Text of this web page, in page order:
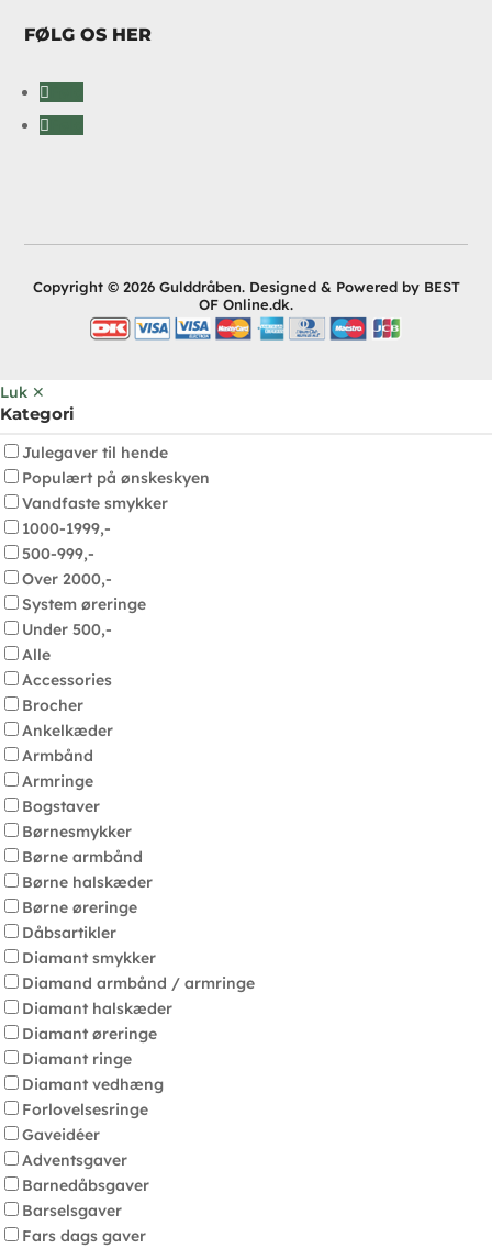
FØLG OS HER
Copyright © 2026 Gulddråben. Designed & Powered by BEST
OF Online.dk.
Luk ✕
Kategori
Julegaver til hende
Populært på ønskeskyen
Vandfaste smykker
1000-1999,-
500-999,-
Over 2000,-
System øreringe
Under 500,-
Alle
Accessories
Brocher
Ankelkæder
Armbånd
Armringe
Bogstaver
Børnesmykker
Børne armbånd
Børne halskæder
Børne øreringe
Dåbsartikler
Diamant smykker
Diamand armbånd / armringe
Diamant halskæder
Diamant øreringe
Diamant ringe
Diamant vedhæng
Forlovelsesringe
Gaveidéer
Adventsgaver
Barnedåbsgaver
Barselsgaver
Fars dags gaver